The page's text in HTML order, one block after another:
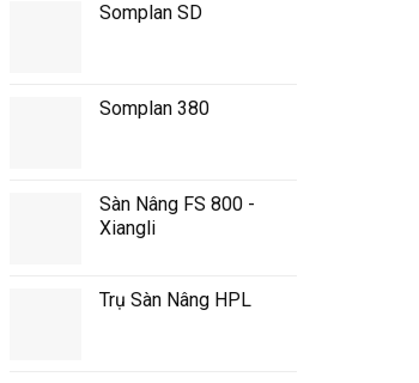
Somplan SD
Somplan 380
Sàn Nâng FS 800 -
Xiangli
Trụ Sàn Nâng HPL